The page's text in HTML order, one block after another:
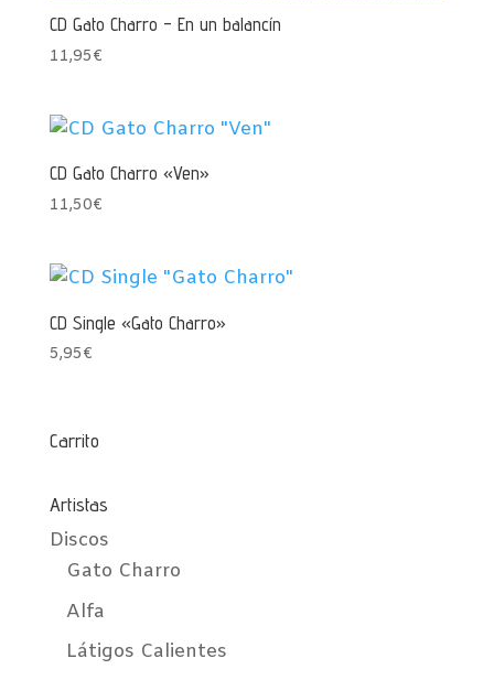
CD Gato Charro – En un balancín
11,95€
CD Gato Charro «Ven»
11,50€
CD Single «Gato Charro»
5,95€
Carrito
Artistas
Discos
Gato Charro
Alfa
Látigos Calientes